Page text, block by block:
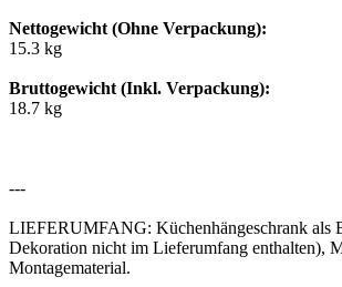
Nettogewicht (Ohne Verpackung):
15.3 kg
Bruttogewicht (Inkl. Verpackung):
18.7 kg
---
LIEFERUMFANG: Küchenhängeschrank als
Dekoration nicht im Lieferumfang enthalten),
Montagematerial.